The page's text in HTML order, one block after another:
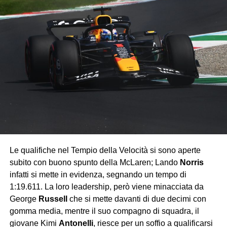
dopo una lunga battaglia con il fratello Marc Marquez, sul
secondo gradino del podio e infine un fantastico Enea
Bastianini.
Le qualifiche nel Tempio della Velocità si sono aperte
subito con buono spunto della McLaren; Lando Norris
infatti si mette in evidenza, segnando un tempo di
1:19.611. La loro leadership, però viene minacciata da
George Russell
che si mette davanti di due decimi con
gomma media, mentre il suo compagno di squadra, il
giovane Kimi Antonelli, riesce per un soffio a qualificarsi